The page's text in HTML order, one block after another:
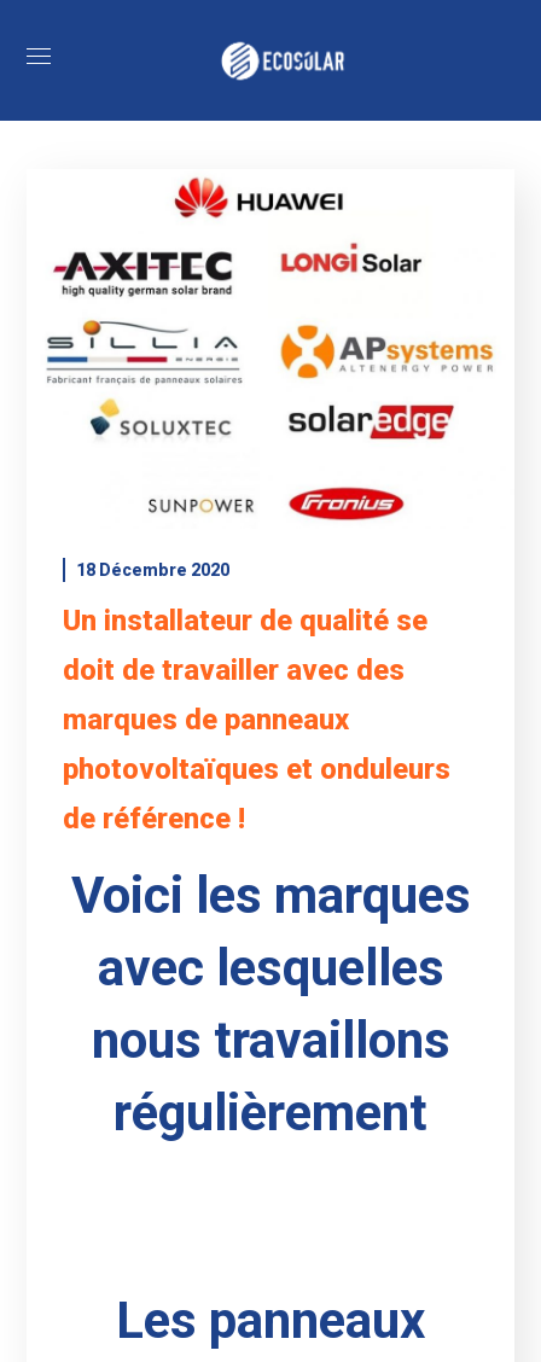
18 Décembre 2020
Un installateur de qualité se
doit de travailler avec des
marques de panneaux
photovoltaïques et onduleurs
de référence !
Voici les marques
avec lesquelles
nous travaillons
régulièrement
Les panneaux